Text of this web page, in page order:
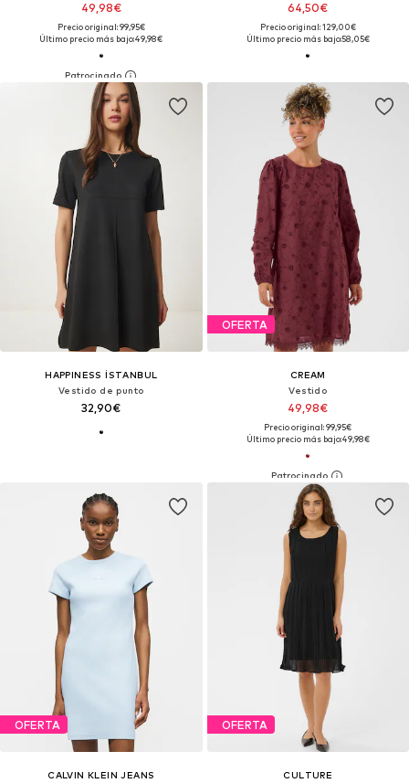
49,98€
Precio original: 99,95€
Último precio más bajo:49,98€
64,50€
Precio original: 129,00€
Último precio más bajo:58,05€
HAPPINESS İSTANBUL
Vestido de punto
32,90€
OFERTA
CREAM
Vestido
49,98€
Precio original: 99,95€
Último precio más bajo:49,98€
OFERTA
CALVIN KLEIN JEANS
OFERTA
CULTURE